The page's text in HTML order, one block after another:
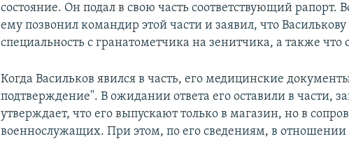
состояние. Он подал в свою часть соответствующий рапорт.
ему позвонил командир этой части и заявил, что
специальность с гранатометчика на зенитчика, а также что
Когда Васильков явился в часть, его медицинские
подтверждение". В ожидании ответа его оставили в части,
утверждает, что его выпускают только в магазин, но в
военнослужащих. При этом, по его сведениям, в отношении